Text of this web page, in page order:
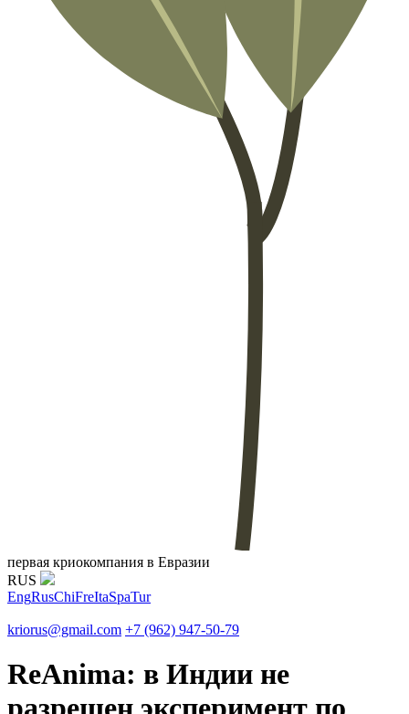
первая криокомпания в Евразии
RUS
EngRusChiFreItaSpaTur
kriorus@gmail.com +7 (962) 947-50-79
ReAnima: в Индии не